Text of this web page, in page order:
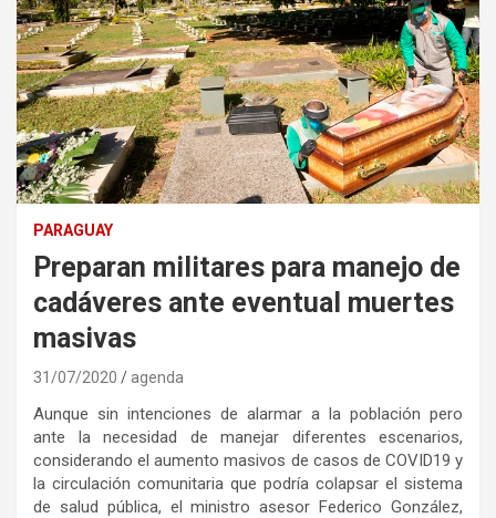
PARAGUAY
Preparan militares para manejo de
cadáveres ante eventual muertes
masivas
31/07/2020 agenda
Aunque sin intenciones de alarmar a la población pero
ante la necesidad de manejar diferentes escenarios,
considerando el aumento masivos de casos de COVID19 y
la circulación comunitaria que podría colapsar el sistema
de salud pública, el ministro asesor Federico González,